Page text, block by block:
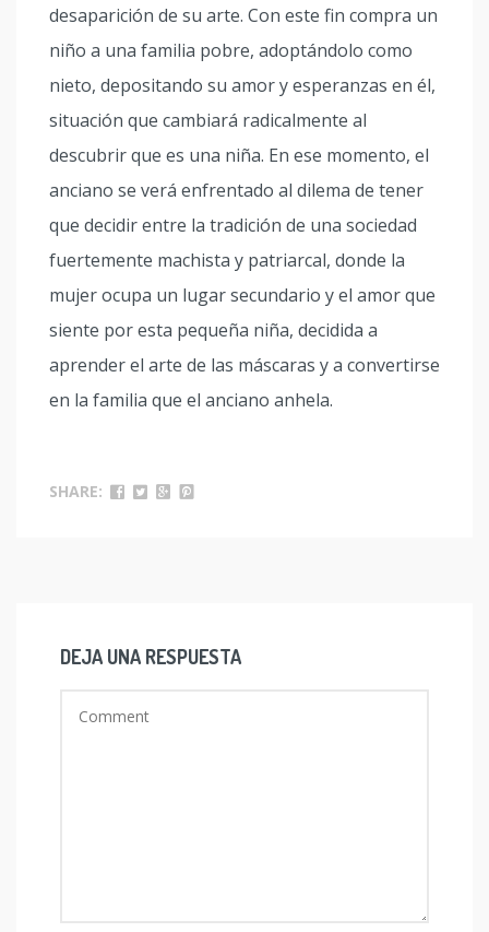
desaparición de su arte. Con este fin compra un
niño a una familia pobre, adoptándolo como
nieto, depositando su amor y esperanzas en él,
situación que cambiará radicalmente al
descubrir que es una niña. En ese momento, el
anciano se verá enfrentado al dilema de tener
que decidir entre la tradición de una sociedad
fuertemente machista y patriarcal, donde la
mujer ocupa un lugar secundario y el amor que
siente por esta pequeña niña, decidida a
aprender el arte de las máscaras y a convertirse
en la familia que el anciano anhela.
SHARE:
DEJA UNA RESPUESTA